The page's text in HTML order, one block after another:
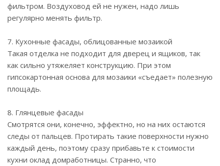
фильтром. Воздуховод ей не нужен, надо лишь
регулярно менять фильтр.
7. Кухонные фасады, облицованные мозаикой
Такая отделка не подходит для дверец и ящиков, так
как сильно утяжеляет конструкцию. При этом
гипсокартонная основа для мозаики «съедает» полезную
площадь.
8. Глянцевые фасады
Смотрятся они, конечно, эффектно, но на них остаются
следы от пальцев. Протирать такие поверхности нужно
каждый день, поэтому сразу прибавьте к стоимости
кухни оклад домработницы. Странно, что